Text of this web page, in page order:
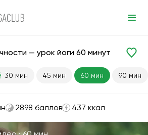
Почки Гибкость Кардио
— урок йоги 60 минут
30 мин 45 мин 60 мин 90 мин
2898 баллов 437 ккал